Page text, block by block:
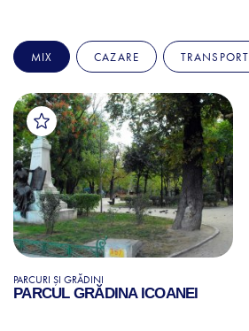
MIX CAZARE TRANSPORT
PARCURI ȘI GRĂDINI
PARCUL GRĂDINA ICOANEI